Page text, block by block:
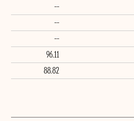
--
--
--
96.11
88.82